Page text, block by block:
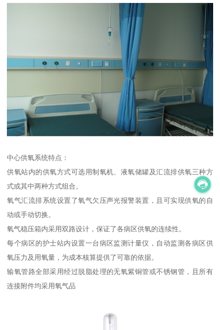
中心供氧系统特点：
供氧站内的供氧方式可选用制氧机、液氧储罐及汇流排供氧三种方
式或其中两种方式组合。
氧气汇流排系统设置了氧气欠压声光报警装置，且可实现供氧的自
动或手动切换。
氧气稳压箱内采用双路设计，保证了各病区供氧的连续性。
每个病区的护士站内设置一台病区监测计量仪，自动监测各病区供
氧压力及用氧量，为成本核算提供了可靠的依据。
输氧管路全部采用经过脱脂处理的无氧紫铜管或不锈钢管，且所有
连接附件均采用氧气品